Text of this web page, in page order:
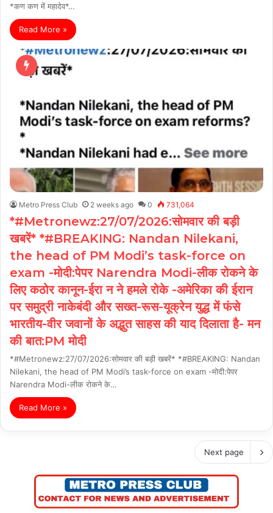
*कण कण में महादेव*…
Read More »
Metro Press Club 2 weeks ago 0 731,064
*#Metronewz:27/07/2026:सोमवार की बड़ी
खबरें* *#BREAKING: Nandan Nilekani,
the head of PM Modi’s task-force on
exam -मोदी:पेपर Narendra Modi-लीक रोकने के
लिए कठोर कानून-ईरा न ने हमले रोके -अमेरिका की ईरान
पर समुद्री नाकेबंदी और सख्त-रूस-यूक्रेन युद्ध में फंसे
भारतीय-वीर जवानों के अद्भुत साहस की याद दिलाता है- मन
की बात:PM मोदी
*#Metronewz:27/07/2026:सोमवार की बड़ी खबरें* *#BREAKING: Nandan
Nilekani, the head of PM Modi’s task-force on exam -मोदी:पेपर
Narendra Modi-लीक रोकने के…
Read More »
Next page